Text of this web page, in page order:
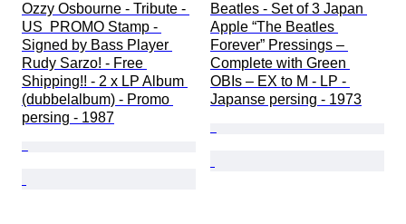
Ozzy Osbourne - Tribute -
US  PROMO Stamp -
Signed by Bass Player
Rudy Sarzo! - Free
Shipping!! - 2 x LP Album
(dubbelalbum) - Promo
persing - 1987
Beatles - Set of 3 Japan
Apple “The Beatles
Forever” Pressings –
Complete with Green
OBIs – EX to M - LP -
Japanse persing - 1973